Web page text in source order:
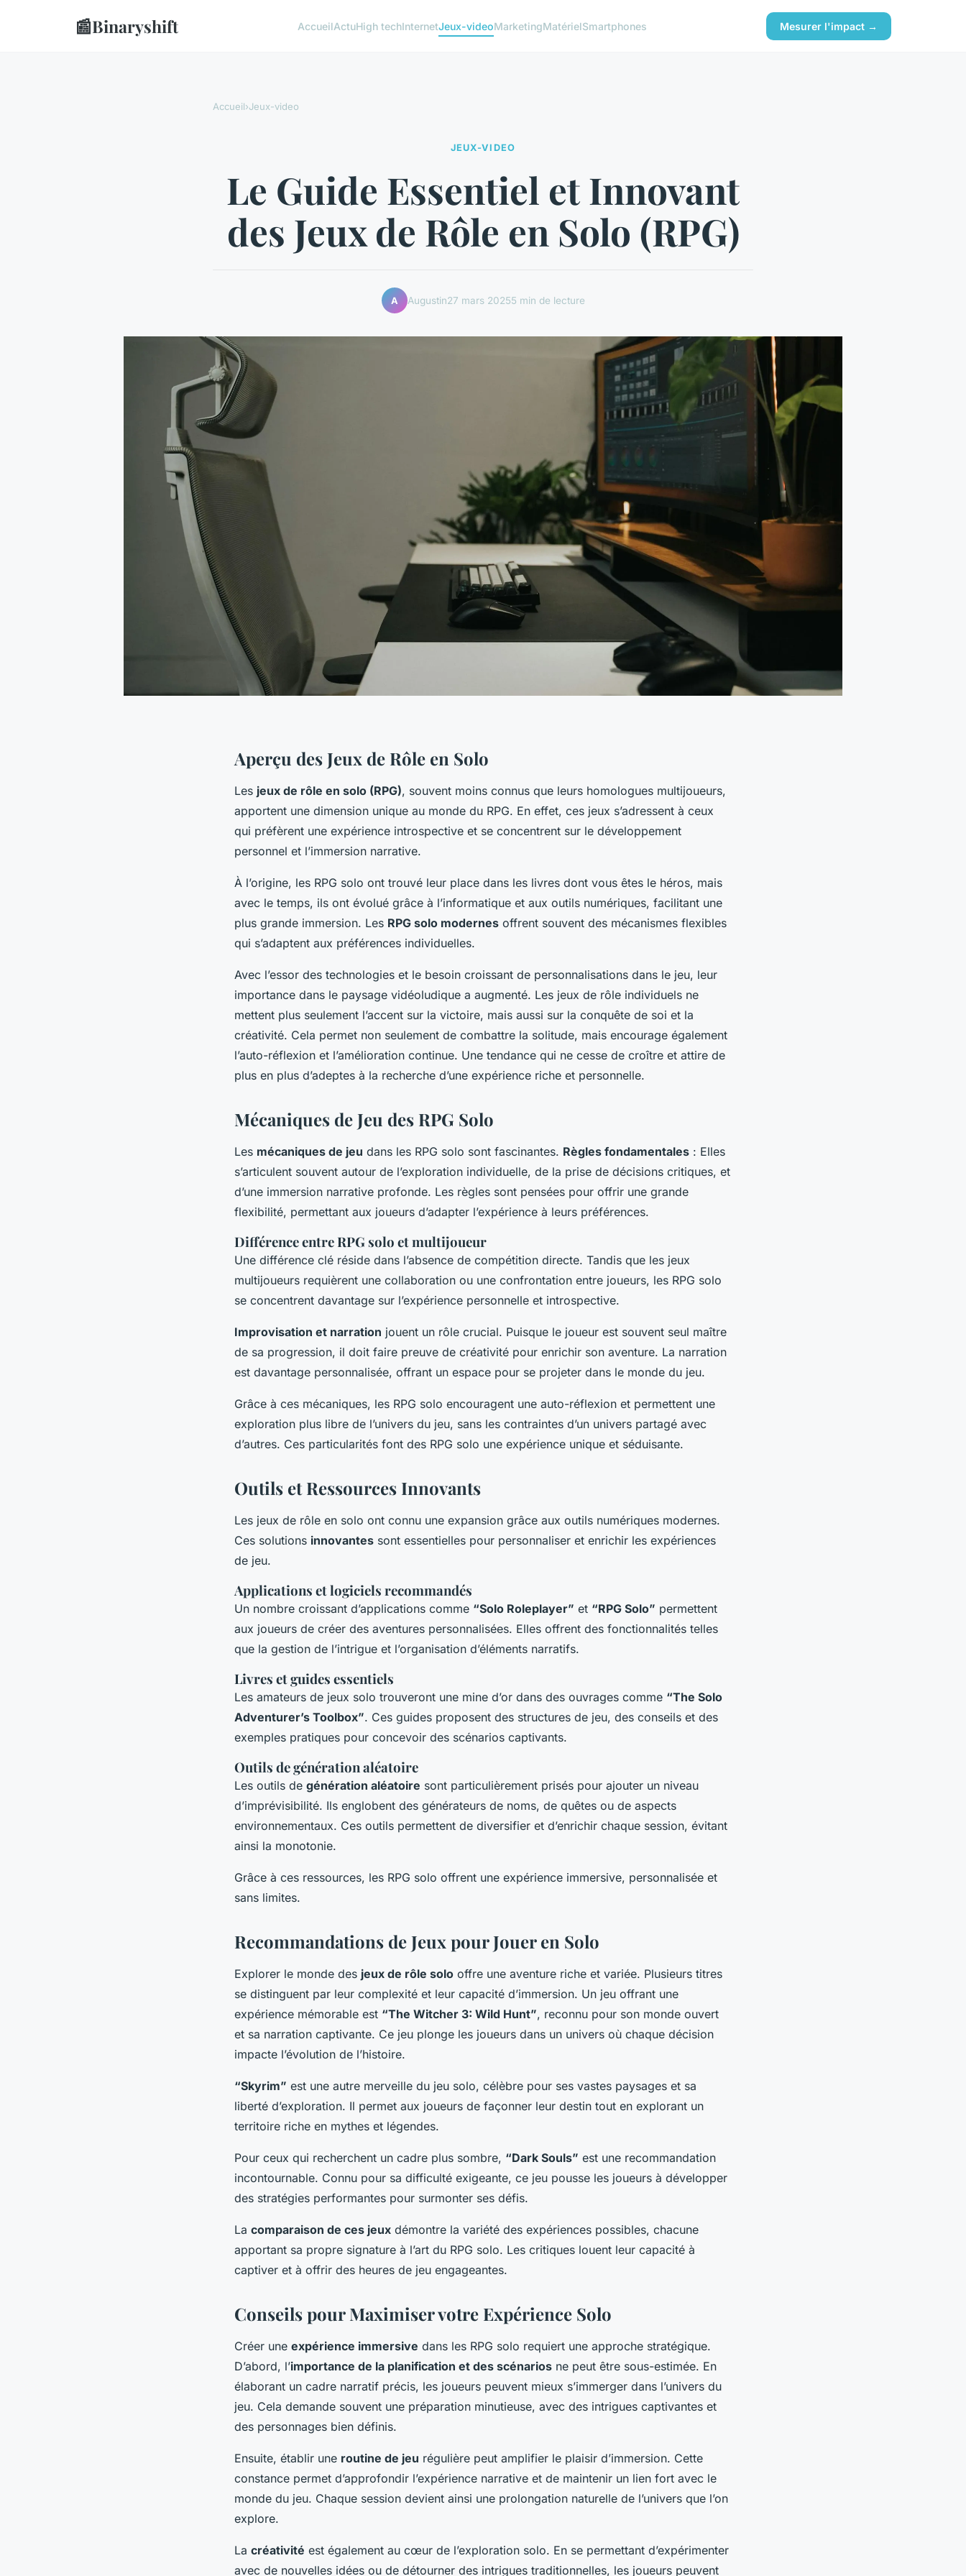
📰Binaryshift AccueilActuHigh techInternetJeux-videoMarketingMatérielSmartphones Mesurer l'impact →
Accueil›Jeux-video
JEUX-VIDEO
Le Guide Essentiel et Innovant
des Jeux de Rôle en Solo (RPG)
A Augustin27 mars 20255 min de lecture
Aperçu des Jeux de Rôle en Solo
Les jeux de rôle en solo (RPG), souvent moins connus que leurs homologues multijoueurs,
apportent une dimension unique au monde du RPG. En effet, ces jeux s’adressent à ceux
qui préfèrent une expérience introspective et se concentrent sur le développement
personnel et l’immersion narrative.
À l’origine, les RPG solo ont trouvé leur place dans les livres dont vous êtes le héros, mais
avec le temps, ils ont évolué grâce à l’informatique et aux outils numériques, facilitant une
plus grande immersion. Les RPG solo modernes offrent souvent des mécanismes flexibles
qui s’adaptent aux préférences individuelles.
Avec l’essor des technologies et le besoin croissant de personnalisations dans le jeu, leur
importance dans le paysage vidéoludique a augmenté. Les jeux de rôle individuels ne
mettent plus seulement l’accent sur la victoire, mais aussi sur la conquête de soi et la
créativité. Cela permet non seulement de combattre la solitude, mais encourage également
l’auto-réflexion et l’amélioration continue. Une tendance qui ne cesse de croître et attire de
plus en plus d’adeptes à la recherche d’une expérience riche et personnelle.
Mécaniques de Jeu des RPG Solo
Les mécaniques de jeu dans les RPG solo sont fascinantes. Règles fondamentales : Elles
s’articulent souvent autour de l’exploration individuelle, de la prise de décisions critiques, et
d’une immersion narrative profonde. Les règles sont pensées pour offrir une grande
flexibilité, permettant aux joueurs d’adapter l’expérience à leurs préférences.
Différence entre RPG solo et multijoueur
Une différence clé réside dans l’absence de compétition directe. Tandis que les jeux
multijoueurs requièrent une collaboration ou une confrontation entre joueurs, les RPG solo
se concentrent davantage sur l’expérience personnelle et introspective.
Improvisation et narration jouent un rôle crucial. Puisque le joueur est souvent seul maître
de sa progression, il doit faire preuve de créativité pour enrichir son aventure. La narration
est davantage personnalisée, offrant un espace pour se projeter dans le monde du jeu.
Grâce à ces mécaniques, les RPG solo encouragent une auto-réflexion et permettent une
exploration plus libre de l’univers du jeu, sans les contraintes d’un univers partagé avec
d’autres. Ces particularités font des RPG solo une expérience unique et séduisante.
Outils et Ressources Innovants
Les jeux de rôle en solo ont connu une expansion grâce aux outils numériques modernes.
Ces solutions innovantes sont essentielles pour personnaliser et enrichir les expériences
de jeu.
Applications et logiciels recommandés
Un nombre croissant d’applications comme “Solo Roleplayer” et “RPG Solo” permettent
aux joueurs de créer des aventures personnalisées. Elles offrent des fonctionnalités telles
que la gestion de l’intrigue et l’organisation d’éléments narratifs.
Livres et guides essentiels
Les amateurs de jeux solo trouveront une mine d’or dans des ouvrages comme “The Solo
Adventurer’s Toolbox”. Ces guides proposent des structures de jeu, des conseils et des
exemples pratiques pour concevoir des scénarios captivants.
Outils de génération aléatoire
Les outils de génération aléatoire sont particulièrement prisés pour ajouter un niveau
d’imprévisibilité. Ils englobent des générateurs de noms, de quêtes ou de aspects
environnementaux. Ces outils permettent de diversifier et d’enrichir chaque session, évitant
ainsi la monotonie.
Grâce à ces ressources, les RPG solo offrent une expérience immersive, personnalisée et
sans limites.
Recommandations de Jeux pour Jouer en Solo
Explorer le monde des jeux de rôle solo offre une aventure riche et variée. Plusieurs titres
se distinguent par leur complexité et leur capacité d’immersion. Un jeu offrant une
expérience mémorable est “The Witcher 3: Wild Hunt”, reconnu pour son monde ouvert
et sa narration captivante. Ce jeu plonge les joueurs dans un univers où chaque décision
impacte l’évolution de l’histoire.
“Skyrim” est une autre merveille du jeu solo, célèbre pour ses vastes paysages et sa
liberté d’exploration. Il permet aux joueurs de façonner leur destin tout en explorant un
territoire riche en mythes et légendes.
Pour ceux qui recherchent un cadre plus sombre, “Dark Souls” est une recommandation
incontournable. Connu pour sa difficulté exigeante, ce jeu pousse les joueurs à développer
des stratégies performantes pour surmonter ses défis.
La comparaison de ces jeux démontre la variété des expériences possibles, chacune
apportant sa propre signature à l’art du RPG solo. Les critiques louent leur capacité à
captiver et à offrir des heures de jeu engageantes.
Conseils pour Maximiser votre Expérience Solo
Créer une expérience immersive dans les RPG solo requiert une approche stratégique.
D’abord, l’importance de la planification et des scénarios ne peut être sous-estimée. En
élaborant un cadre narratif précis, les joueurs peuvent mieux s’immerger dans l’univers du
jeu. Cela demande souvent une préparation minutieuse, avec des intrigues captivantes et
des personnages bien définis.
Ensuite, établir une routine de jeu régulière peut amplifier le plaisir d’immersion. Cette
constance permet d’approfondir l’expérience narrative et de maintenir un lien fort avec le
monde du jeu. Chaque session devient ainsi une prolongation naturelle de l’univers que l’on
explore.
La créativité est également au cœur de l’exploration solo. En se permettant d’expérimenter
avec de nouvelles idées ou de détourner des intrigues traditionnelles, les joueurs peuvent